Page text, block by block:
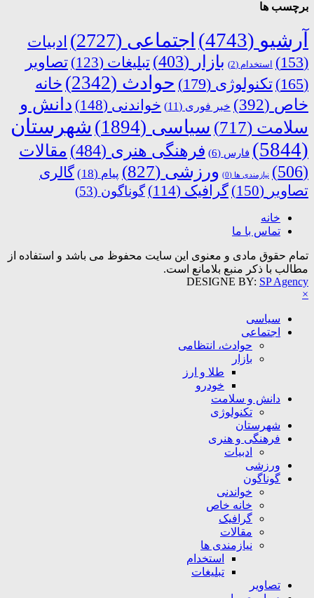
برچسب ها
آرشیو (4743) اجتماعی (2727)
ادبیات
(153)
استخدام (2) بازار (403) تبلیغات (123)
تصاویر
(165)
تکنولوژی (179) حوادث (2342)
خانه
خاص (392) خبر فوری (11) خواندنی (148)
دانش و
سلامت (717) سیاسی (1894)
شهرستان
(5844)
فارس (6) فرهنگی هنری (484)
مقالات
(506)
نیازمندی ها (0) ورزشی (827) پیام (18)
گالری
تصاویر (150) گرافیک (114) گوناگون (53)
خانه
تماس با ما
تمام حقوق مادی و معنوی این سایت محفوظ می باشد و استفاده از
مطالب با ذکر منبع بلامانع است.
DESIGNE BY: SP Agency
×
سیاسی
اجتماعی
حوادث، انتظامی
بازار
طلا و ارز
خودرو
دانش و سلامت
تکنولوژی
شهرستان
فرهنگی و هنری
ادبیات
ورزشی
گوناگون
خواندنی
خانه خاص
گرافیک
مقالات
نیازمندی ها
استخدام
تبلیغات
تصاویر